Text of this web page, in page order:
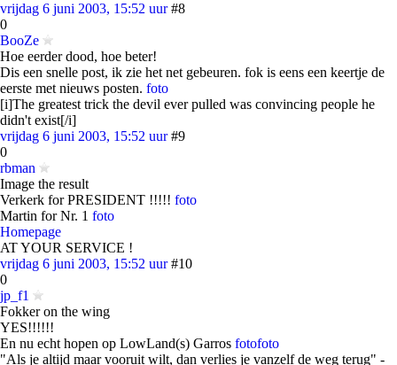
vrijdag 6 juni 2003, 15:52 uur #8
0
BooZe
Hoe eerder dood, hoe beter!
Dis een snelle post, ik zie het net gebeuren. fok is eens een keertje de
eerste met nieuws posten. foto
[i]The greatest trick the devil ever pulled was convincing people he
didn't exist[/i]
vrijdag 6 juni 2003, 15:52 uur #9
0
rbman
Image the result
Verkerk for PRESIDENT !!!!! foto
Martin for Nr. 1 foto
Homepage
AT YOUR SERVICE !
vrijdag 6 juni 2003, 15:52 uur #10
0
jp_f1
Fokker on the wing
YES!!!!!!
En nu echt hopen op LowLand(s) Garros fotofoto
"Als je altijd maar vooruit wilt, dan verlies je vanzelf de weg terug" -